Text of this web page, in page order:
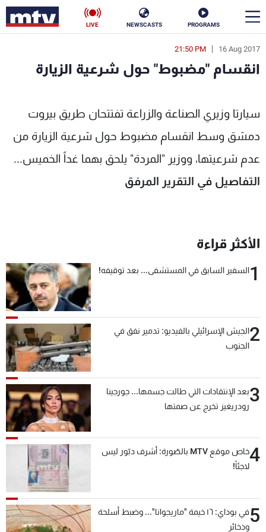
PROGRAMS
NEWSCASTS
LIVE
16 Aug 2017
21:50 PM
انقسام "مضبوط" حول شرعية الزيارة
سيارتا وزيري الصناعة والزراعة تفتتحان طريق بيروت
دمشق وسط انقسام مضبوط حول شرعية الزيارة من
عدم شرعيتها، ووزير "المردة" يلحق بهما غداً الخميس...
التفاصيل في التقرير المرفق
الأكثر قراءة
1السفير السابق في المستشفى... بعد توقيفه!
2الجيش الإسرائيلي بالفيديو: تدمير نفق في
الجنوب
3بعد الإنتقادات التي طالت جسمها... جورجينا
رودريغيز تخرج عن صمتها
4
خاص موقع MTV بالصّورة: أشرف دبّور ليس
لاجئاً!
5
في بوداي: ١٦ خيمة "ماريجوانا"... وضبط أسلحة
وذخائر
en
الأخبار
سياسة ناس
إقتصاد فن
منوعات رياضة
كأس العالم
البرامج
شاهد البرامج
عن MTV
الإنـتـاج
وظائف
شروط الإسـتخدام
سياسة الخصوصية